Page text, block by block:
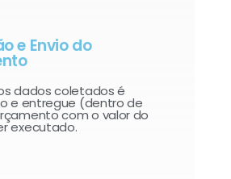
e Envio do
dados coletados é
e entregue (dentro de
com o valor do
executado.